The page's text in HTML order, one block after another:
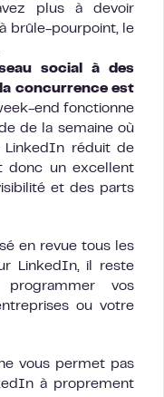
plus à devoir
brûle-pourpoint, le
social à des
concurrence est
end fonctionne
de la semaine où
LinkedIn réduit de
donc un excellent
et des parts
en revue tous les
LinkedIn, il reste
vos
ou votre
vous permet pas
à proprement